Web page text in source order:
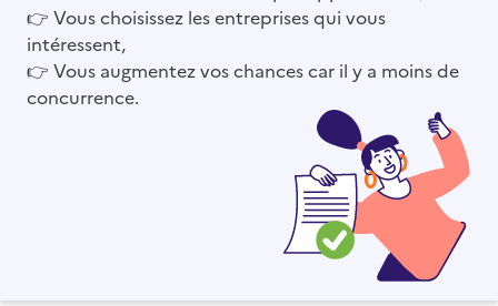
👉 Vous choisissez les entreprises qui vous
intéressent,
👉 Vous augmentez vos chances car il y a moins de
concurrence.